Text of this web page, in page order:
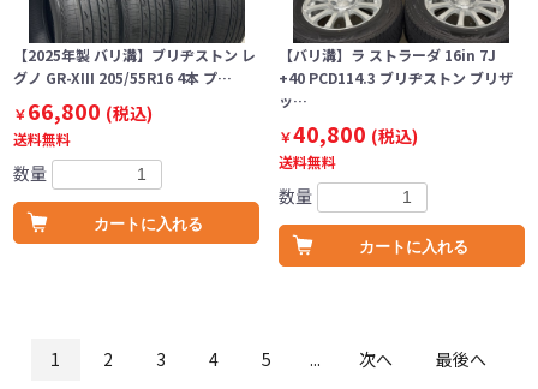
【2025年製 バリ溝】ブリヂストン レ
グノ GR-XIII 205/55R16 4本 プ…
￥66,800 (税込)
送料無料
数量
カートに入れる
【バリ溝】ラ ストラーダ 16in 7J
+40 PCD114.3 ブリヂストン ブリザ
ッ…
￥40,800 (税込)
送料無料
数量
カートに入れる
1 2 3 4 5 ... 次へ 最後へ